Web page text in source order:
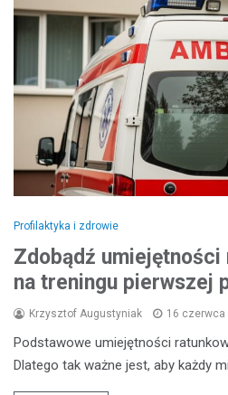
Profilaktyka i zdrowie
Zdobądź umiejętności
na treningu pierwszej
Krzysztof Augustyniak 16 czerwca
Podstawowe umiejętności
Dlatego tak ważne jest, aby każdy